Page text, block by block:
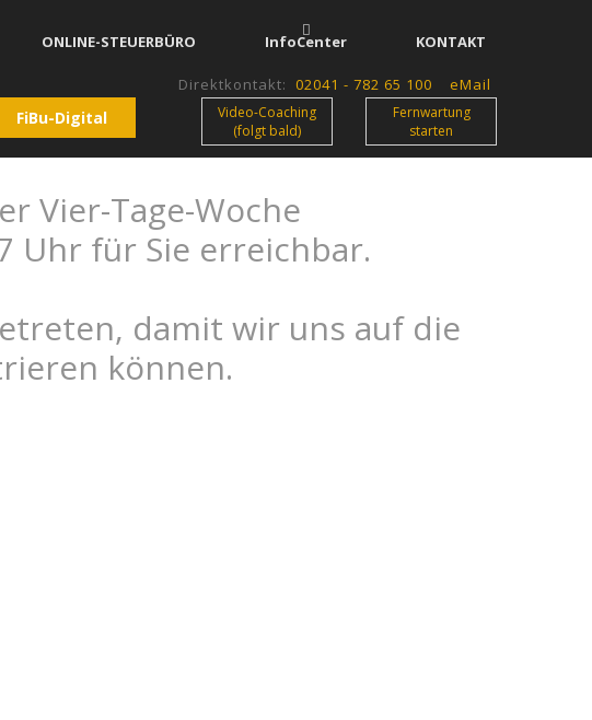
ONLINE-STEUERBÜRO InfoCenter KONTAKT
Direktkontakt: 02041 - 782 65 100 eMail
FiBu-Digital
Video-Coaching
(folgt bald)
Fernwartung
starten
Vier-Tage-Woche
Uhr für Sie erreichbar.
damit wir uns auf die
können.